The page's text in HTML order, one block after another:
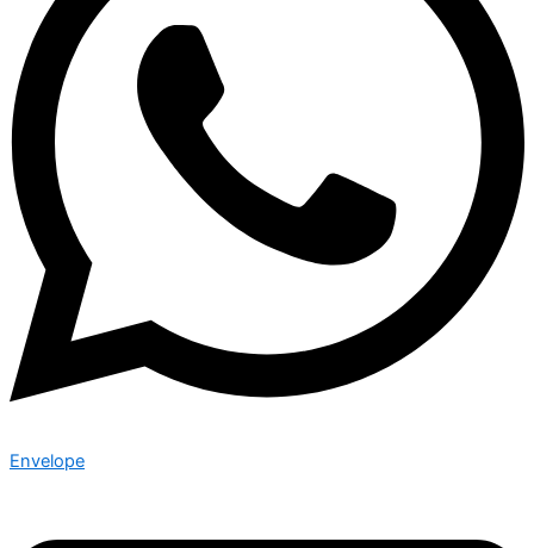
Envelope